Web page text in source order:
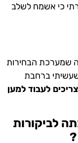
כי אשמח לשלב
שמערכת הבחירות
ברחבת
צריכים לעבוד למען
לביקורות